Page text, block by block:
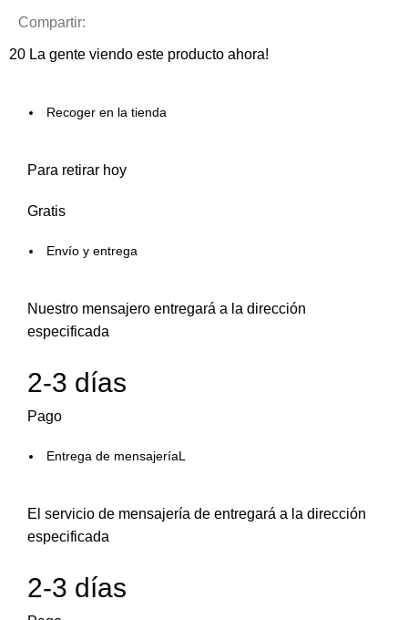
Compartir:
20 La gente viendo este producto ahora!
Recoger en la tienda
Para retirar hoy
Gratis
Envío y entrega
Nuestro mensajero entregará a la dirección
especificada
2-3 días
Pago
Entrega de mensajeríaL
El servicio de mensajería de entregará a la dirección
especificada
2-3 días